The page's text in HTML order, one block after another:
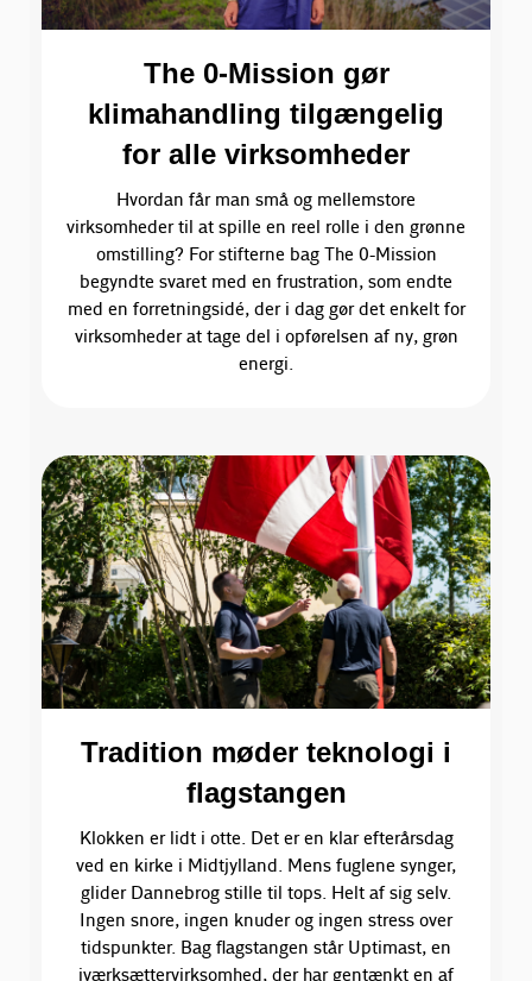
The 0-Mission gør
klimahandling tilgængelig
for alle virksomheder
Hvordan får man små og mellemstore
virksomheder til at spille en reel rolle i den grønne
omstilling? For stifterne bag The 0-Mission
begyndte svaret med en frustration, som endte
med en forretningsidé, der i dag gør det enkelt for
virksomheder at tage del i opførelsen af ny, grøn
energi.
Tradition møder teknologi i
flagstangen
Klokken er lidt i otte. Det er en klar efterårsdag
ved en kirke i Midtjylland. Mens fuglene synger,
glider Dannebrog stille til tops. Helt af sig selv.
Ingen snore, ingen knuder og ingen stress over
tidspunkter. Bag flagstangen står Uptimast, en
iværksættervirksomhed, der har gentænkt en af